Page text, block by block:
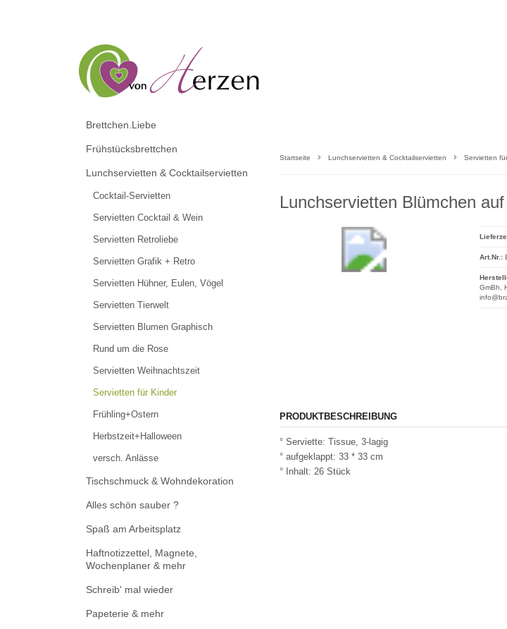
Startseite Lunchservietten & Cocktailservietten Servietten
Lunchservietten Blümchen
Art.Nr.:
GmBh,
PRODUKTBESCHREIBUNG
° Serviette: Tissue, 3-lagig
° aufgeklappt: 33 * 33 cm
° Inhalt: 26 Stück
Brettchen.Liebe
Frühstücksbrettchen
Lunchservietten & Cocktailservietten
Cocktail-Servietten
Servietten Cocktail & Wein
Servietten Retroliebe
Servietten Grafik + Retro
Servietten Hühner, Eulen, Vögel
Servietten Tierwelt
Servietten Blumen Graphisch
Rund um die Rose
Servietten Weihnachtszeit
Servietten für Kinder
Frühling+Ostern
Herbstzeit+Halloween
versch. Anlässe
Tischschmuck & Wohndekoration
Alles schön sauber ?
Spaß am Arbeitsplatz
Haftnotizzettel, Magnete,
Wochenplaner & mehr
Schreib' mal wieder
Papeterie & mehr